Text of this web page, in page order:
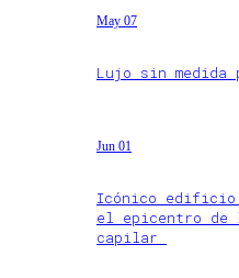
May 07
Lujo sin medida
Jun 01
Icónico edificio
el epicentro de
capilar